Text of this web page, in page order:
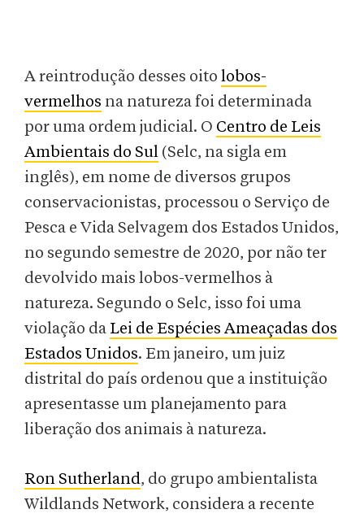
A reintrodução desses oito lobos-
vermelhos na natureza foi determinada
por uma ordem judicial. O Centro de Leis
Ambientais do Sul (Selc, na sigla em
inglês), em nome de diversos grupos
conservacionistas, processou o Serviço de
Pesca e Vida Selvagem dos Estados Unidos,
no segundo semestre de 2020, por não ter
devolvido mais lobos-vermelhos à
natureza. Segundo o Selc, isso foi uma
violação da Lei de Espécies Ameaçadas dos
Estados Unidos. Em janeiro, um juiz
distrital do país ordenou que a instituição
apresentasse um planejamento para
liberação dos animais à natureza.
Ron Sutherland, do grupo ambientalista
Wildlands Network, considera a recente